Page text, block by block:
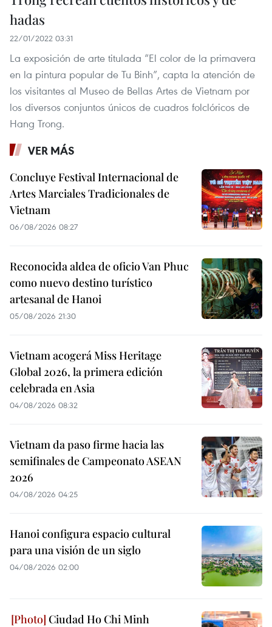
hadas
22/01/2022 03:31
La exposición de arte titulada “El color de la primavera
en la pintura popular de Tu Binh”, capta la atención de
los visitantes al Museo de Bellas Artes de Vietnam por
los diversos conjuntos únicos de cuadros folclóricos de
Hang Trong.
VER MÁS
Concluye Festival Internacional de
Artes Marciales Tradicionales de
Vietnam
06/08/2026 08:27
Reconocida aldea de oficio Van Phuc
como nuevo destino turístico
artesanal de Hanoi
05/08/2026 21:30
Vietnam acogerá Miss Heritage
Global 2026, la primera edición
celebrada en Asia
04/08/2026 08:32
Vietnam da paso firme hacia las
semifinales de Campeonato ASEAN
2026
04/08/2026 04:25
Hanoi configura espacio cultural
para una visión de un siglo
04/08/2026 02:00
Ciudad Ho Chi Minh